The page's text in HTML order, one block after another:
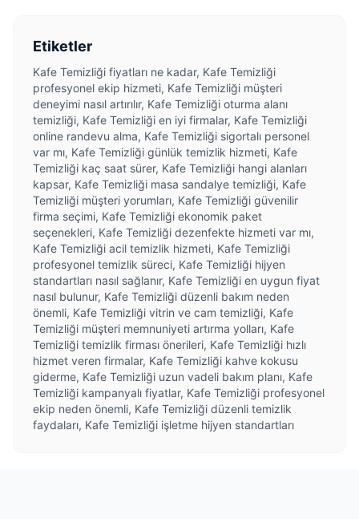
Etiketler
Kafe Temizliği fiyatları ne kadar, Kafe Temizliği
profesyonel ekip hizmeti, Kafe Temizliği müşteri
deneyimi nasıl artırılır, Kafe Temizliği oturma alanı
temizliği, Kafe Temizliği en iyi firmalar, Kafe Temizliği
online randevu alma, Kafe Temizliği sigortalı personel
var mı, Kafe Temizliği günlük temizlik hizmeti, Kafe
Temizliği kaç saat sürer, Kafe Temizliği hangi alanları
kapsar, Kafe Temizliği masa sandalye temizliği, Kafe
Temizliği müşteri yorumları, Kafe Temizliği güvenilir
firma seçimi, Kafe Temizliği ekonomik paket
seçenekleri, Kafe Temizliği dezenfekte hizmeti var mı,
Kafe Temizliği acil temizlik hizmeti, Kafe Temizliği
profesyonel temizlik süreci, Kafe Temizliği hijyen
standartları nasıl sağlanır, Kafe Temizliği en uygun fiyat
nasıl bulunur, Kafe Temizliği düzenli bakım neden
önemli, Kafe Temizliği vitrin ve cam temizliği, Kafe
Temizliği müşteri memnuniyeti artırma yolları, Kafe
Temizliği temizlik firması önerileri, Kafe Temizliği hızlı
hizmet veren firmalar, Kafe Temizliği kahve kokusu
giderme, Kafe Temizliği uzun vadeli bakım planı, Kafe
Temizliği kampanyalı fiyatlar, Kafe Temizliği profesyonel
ekip neden önemli, Kafe Temizliği düzenli temizlik
faydaları, Kafe Temizliği işletme hijyen standartları